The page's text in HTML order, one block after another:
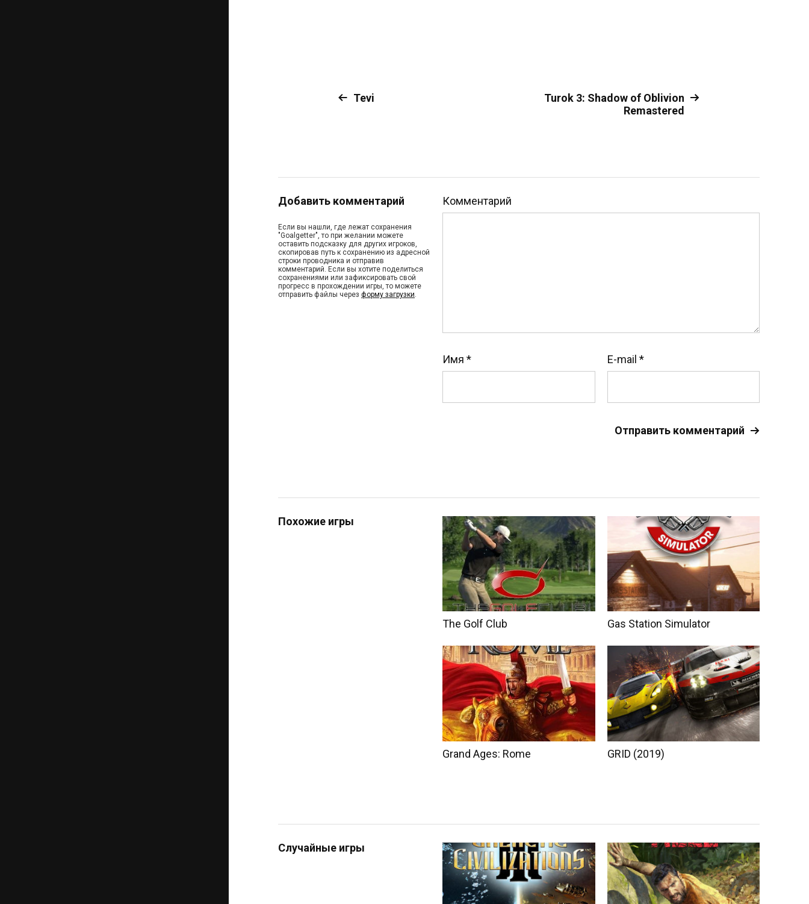
Tevi
Turok 3: Shadow of Oblivion
Remastered
Добавить комментарий
Если вы нашли, где лежат сохранения
"Goalgetter", то при желании можете
оставить подсказку для других игроков,
скопировав путь к сохранению из адресной
строки проводника и отправив
комментарий. Если вы хотите поделиться
сохранениями или зафиксировать свой
прогресс в прохождении игры, то можете
отправить файлы через форму загрузки.
Комментарий
Имя * E-mail *
Похожие игры
The Golf Club Gas Station Simulator
Grand Ages: Rome GRID (2019)
Случайные игры